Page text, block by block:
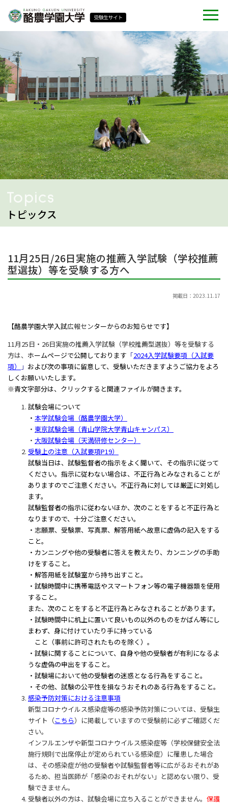
Topics
トピックス
11月25日/26日実施の推薦入学試験（学校推薦
型選抜）等を受験する方へ
掲載日：2023.11.17
【酪農学園大学入試広報センターからのお知らせです】
11月25日・ 26日実施の推薦入学試験（学校推薦型選抜）等を受験する
方は、 ホームページで公開しております 「2024入学試験要項（入試要
項）
」 および次の事項に留意して、受験いただきますようご協力をよろ
しくお願いいたします。
※青文字部分は、クリックすると関連ファイルが開きます。
試験会場について
・ 本学試験会場（酪農学園大学）
・ 東京試験会場（青山学院大学青山キャンパス）
・ 大阪試験会場（天満研修センター）
受験上の注意（入試要項P19）
試験当日は、試験監督者の指示をよく聞いて、 その指示に従って
ください。指示に従わない場合は、 不正行為とみなされることが
ありますのでご注意ください。不正行為に対しては厳正に対処し
ます。
試験監督者の指示に従わないほか、 次のことをすると不正行為と
なりますので、十分ご注意ください。
・志願票、受験票、写真票、 解答用紙へ故意に虚偽の記入をする
こと。
・ カンニングや他の受験者に答えを教えたり、カンニングの手助
けをすること。
・解答用紙を試験室から持ち出すこと。
・ 試験時間中に携帯電話やスマートフォン等の電子機器類を使用
すること。
また、次のことをすると不正行為とみなされることがあります。
・ 試験時間中に机上に置いて良いもの以外のものをかばん等にし
まわず、身に付けていたり手に持っている
こと（事前に許可されたものを除く）。
・試験に関することについて、 自身や他の受験者が有利になるよ
うな虚偽の申出をすること。
・試験場において他の受験者の迷惑となる行為をすること。
・その他、試験の公平性を損なうおそれのある行為をすること。
感染予防対策における注意事項
新型コロナウイルス感染症等の感染予防対策については、受験生
サイト（こちら）に掲載していますので受験前に必ずご確認くだ
さい。
インフルエンザや新型コロナウイルス感染症等（学校保健安全法
施行規則で出席停止が定められている感染症）に罹患した場合
は、その感染症が他の受験者や試験監督者等に広がるおそれがあ
るため、担当医師が「感染のおそれがない」と認めない限り、受
験できません。
受験者以外の方は、試験会場に立ち入ることができません。 保護